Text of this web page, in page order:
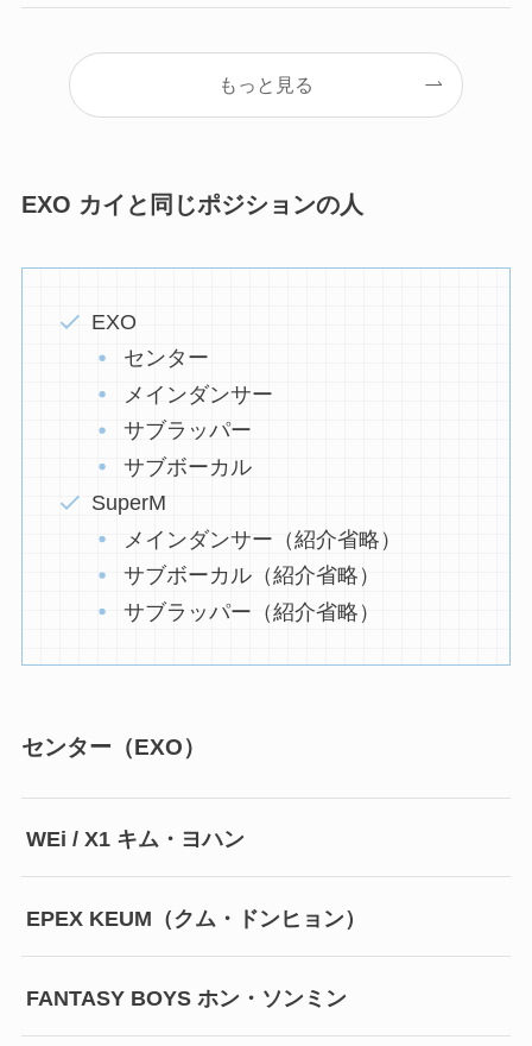
もっと見る
EXO カイと同じポジションの人
EXO
センター
メインダンサー
サブラッパー
サブボーカル
SuperM
メインダンサー（紹介省略）
サブボーカル（紹介省略）
サブラッパー（紹介省略）
センター（EXO）
WEi / X1 キム・ヨハン
EPEX KEUM（クム・ドンヒョン）
FANTASY BOYS ホン・ソンミン